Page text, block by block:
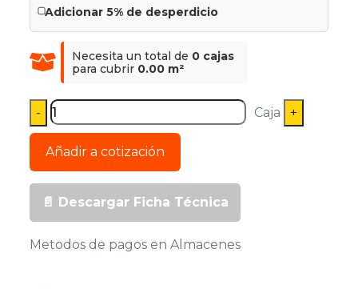
Adicionar 5% de desperdicio
Necesita un total de 0 cajas
para cubrir 0.00 m²
Caja
Añadir a cotización
📄 Descargar Ficha Técnica
Metodos de pagos en Almacenes